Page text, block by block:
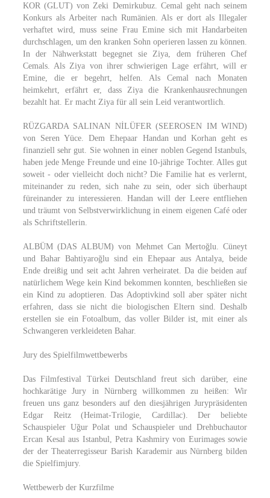
KOR (GLUT) von Zeki Demirkubuz. Cemal geht nach seinem
Konkurs als Arbeiter nach Rumänien. Als er dort als Illegaler
verhaftet wird, muss seine Frau Emine sich mit Handarbeiten
durchschlagen, um den kranken Sohn operieren lassen zu können.
In der Nähwerkstatt begegnet sie Ziya, dem früheren Chef
Cemals. Als Ziya von ihrer schwierigen Lage erfährt, will er
Emine, die er begehrt, helfen. Als Cemal nach Monaten
heimkehrt, erfährt er, dass Ziya die Krankenhausrechnungen
bezahlt hat. Er macht Ziya für all sein Leid verantwortlich.
RÜZGARDA SALINAN NİLÜFER (SEEROSEN IM WIND)
von Seren Yüce. Dem Ehepaar Handan und Korhan geht es
finanziell sehr gut. Sie wohnen in einer noblen Gegend Istanbuls,
haben jede Menge Freunde und eine 10-jährige Tochter. Alles gut
soweit - oder vielleicht doch nicht? Die Familie hat es verlernt,
miteinander zu reden, sich nahe zu sein, oder sich überhaupt
füreinander zu interessieren. Handan will der Leere entfliehen
und träumt von Selbstverwirklichung in einem eigenen Café oder
als Schriftstellerin.
ALBÜM (DAS ALBUM) von Mehmet Can Mertoğlu. Cüneyt
und Bahar Bahtiyaroğlu sind ein Ehepaar aus Antalya, beide
Ende dreißig und seit acht Jahren verheiratet. Da die beiden auf
natürlichem Wege kein Kind bekommen konnten, beschließen sie
ein Kind zu adoptieren. Das Adoptivkind soll aber später nicht
erfahren, dass sie nicht die biologischen Eltern sind. Deshalb
erstellen sie ein Fotoalbum, das voller Bilder ist, mit einer als
Schwangeren verkleideten Bahar.
Jury des Spielfilmwettbewerbs
Das Filmfestival Türkei Deutschland freut sich darüber, eine
hochkarätige Jury in Nürnberg willkommen zu heißen: Wir
freuen uns ganz besonders auf den diesjährigen Jurypräsidenten
Edgar Reitz (Heimat-Trilogie, Cardillac). Der beliebte
Schauspieler Uğur Polat und Schauspieler und Drehbuchautor
Ercan Kesal aus Istanbul, Petra Kashmiry von Eurimages sowie
der der Theaterregisseur Barish Karademir aus Nürnberg bilden
die Spielfimjury.
Wettbewerb der Kurzfilme